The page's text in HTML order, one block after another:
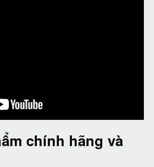
chính hãng và